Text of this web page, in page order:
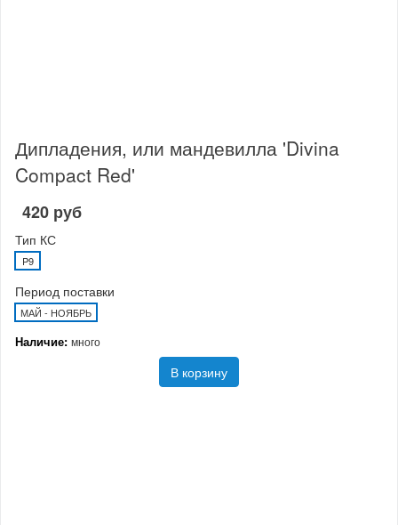
Дипладения, или мандевилла 'Divina
Compact Red'
420 руб
Тип КС
P9
Период поставки
МАЙ - НОЯБРЬ
Наличие: много
В корзину